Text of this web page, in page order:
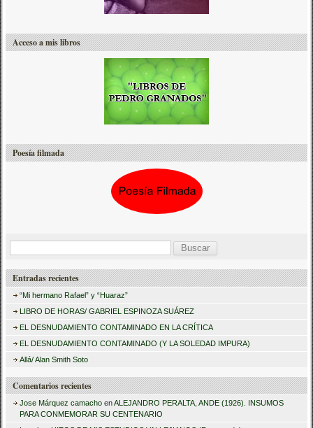
Acceso a mis libros
Poesía filmada
s
r
Entradas recientes
“Mi hermano Rafael” y “Huaraz”
LIBRO DE HORAS/ GABRIEL ESPINOZA SUÁREZ
EL DESNUDAMIENTO CONTAMINADO EN LA CRÍTICA
EL DESNUDAMIENTO CONTAMINADO (Y LA SOLEDAD IMPURA)
Allá/ Alan Smith Soto
Comentarios recientes
Jose Márquez camacho enALEJANDRO PERALTA, ANDE (1926). INSUMOS
PARA CONMEMORAR SU CENTENARIO